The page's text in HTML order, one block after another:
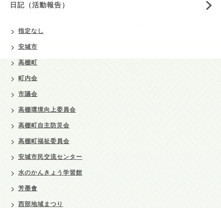
日記（活動報告）
指定なし
安城市
高棚町
町内会
市議会
高棚環境向上委員会
高棚町自主防災会
高棚町福祉委員会
安城市民交流センター
水のかんきょう学習館
芳墨會
西部地域まつり